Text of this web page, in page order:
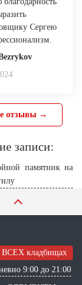
Сергею
отзывы →
записи:
памятник на
ВСЕХ кладбищах
9:00 до 21:00